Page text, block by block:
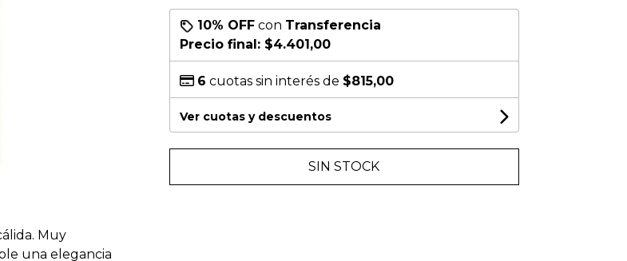
Muy
una elegancia
10% OFFcon Transferencia
Precio final: $4.401,00
6 cuotas sin interés de $815,00
Ver cuotas y descuentos
SIN STOCK